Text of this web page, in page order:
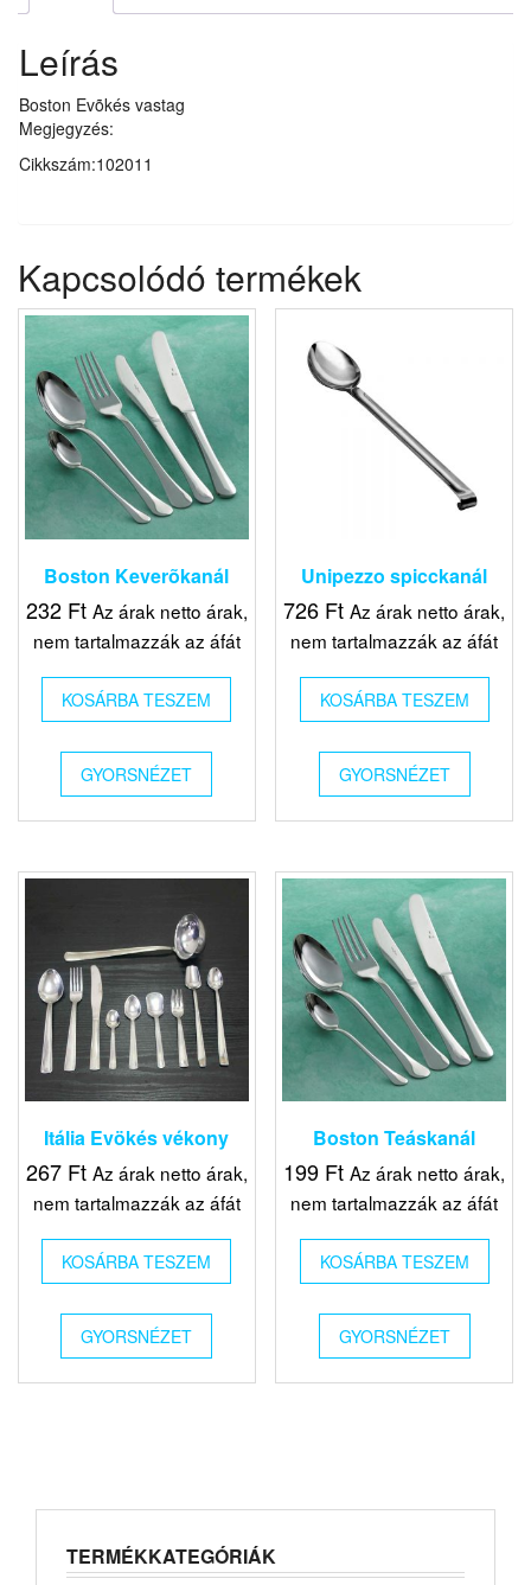
Leírás
Boston Evõkés vastag
Megjegyzés:
Cikkszám:102011
Kapcsolódó termékek
Boston Keverõkanál
232 Ft Az árak netto árak,
nem tartalmazzák az áfát
KOSÁRBA TESZEM
GYORSNÉZET
Unipezzo spicckanál
726 Ft Az árak netto árak,
nem tartalmazzák az áfát
KOSÁRBA TESZEM
GYORSNÉZET
Itália Evökés vékony
267 Ft Az árak netto árak,
nem tartalmazzák az áfát
KOSÁRBA TESZEM
GYORSNÉZET
Boston Teáskanál
199 Ft Az árak netto árak,
nem tartalmazzák az áfát
KOSÁRBA TESZEM
GYORSNÉZET
TERMÉKKATEGÓRIÁK